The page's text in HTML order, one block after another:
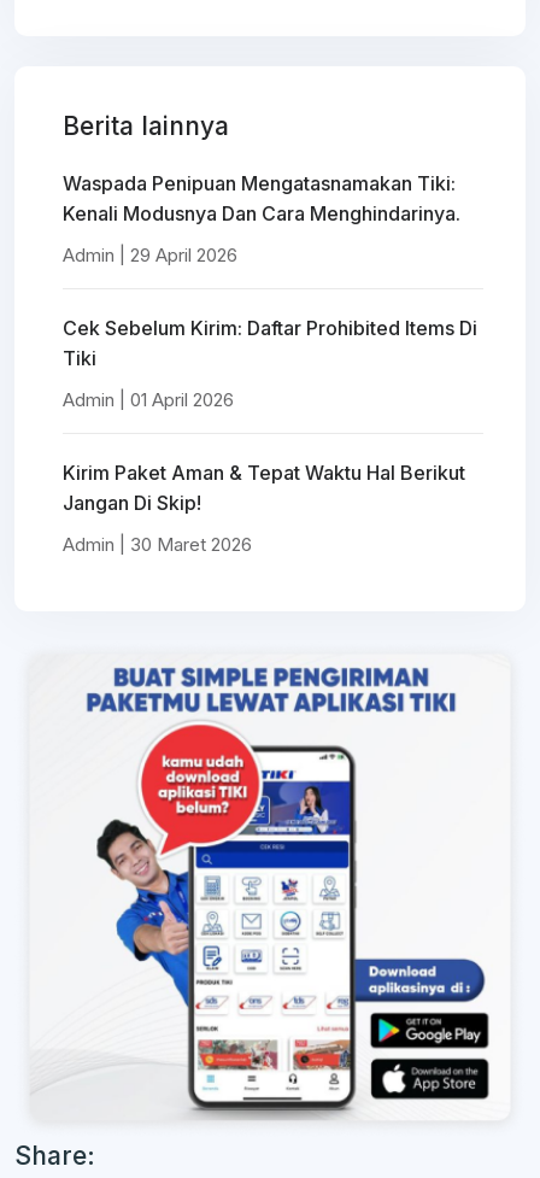
Berita lainnya
Waspada Penipuan Mengatasnamakan Tiki:
Kenali Modusnya Dan Cara Menghindarinya.
Admin | 29 April 2026
Cek Sebelum Kirim: Daftar Prohibited Items Di
Tiki
Admin | 01 April 2026
Kirim Paket Aman & Tepat Waktu Hal Berikut
Jangan Di Skip!
Admin | 30 Maret 2026
Share: